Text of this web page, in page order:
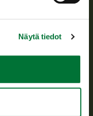
Näytä tiedot